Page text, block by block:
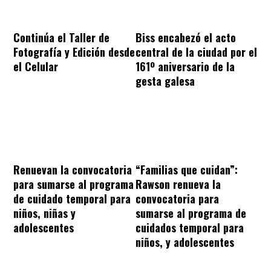
Continúa el Taller de
Fotografía y Edición desde
el Celular
Biss encabezó el acto
central de la ciudad por el
161º aniversario de la
gesta galesa
Renuevan la convocatoria
para sumarse al programa
de cuidado temporal para
niños, niñas y
adolescentes
“Familias que cuidan”:
Rawson renueva la
convocatoria para
sumarse al programa de
cuidados temporal para
niños, y adolescentes